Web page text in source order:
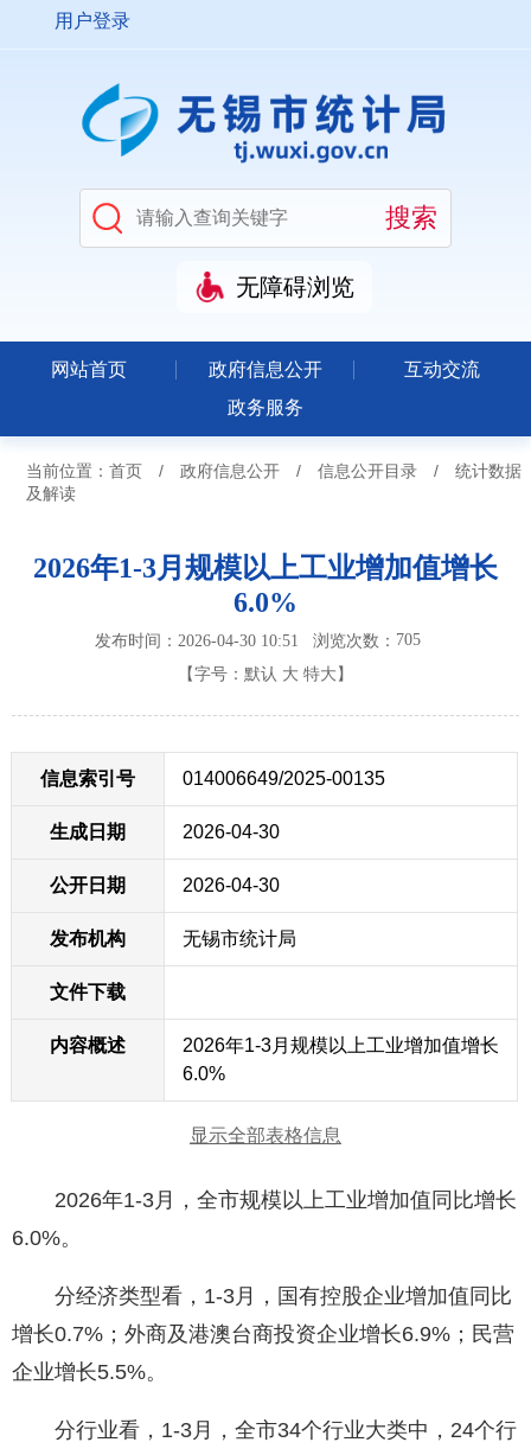
用户登录
无障碍浏览
网站首页 政府信息公开
互动交流
政务服务
当前位置： 首页 / 政府信息公开 / 信息公开目录 /
统计数据
及解读
2026年1-3月规模以上工业增加值增长
6.0%
发布时间：2026-04-30 10:51 浏览次数： 705
【字号： 默认 大 特大 】
信息索引号 014006649/2025-00135
生成日期 2026-04-30
公开日期 2026-04-30
发布机构 无锡市统计局
文件下载
内容概述
2026年1-3月规模以上工业增加值增长
6.0%
显示全部表格信息
2026年1-3月，全市规模以上工业增加值同比增长
6.0%。
分经济类型看，1-3月，国有控股企业增加值同比
增长0.7%；外商及港澳台商投资企业增长6.9%；民营
企业增长5.5%。
分行业看，1-3月，全市34个行业大类中，24个行